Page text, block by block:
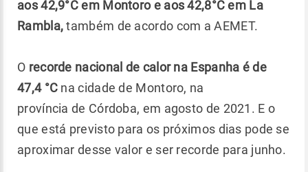
aos 42,9°C em Montoro e aos 42,8°C em La
Rambla,também de acordo com a AEMET.
O recorde nacional de calor na Espanha é de
47,4 °C na cidade de Montoro, na
província de Córdoba, em agosto de 2021. E o
que está previsto para os próximos dias pode se
aproximar desse valor e ser recorde para junho.